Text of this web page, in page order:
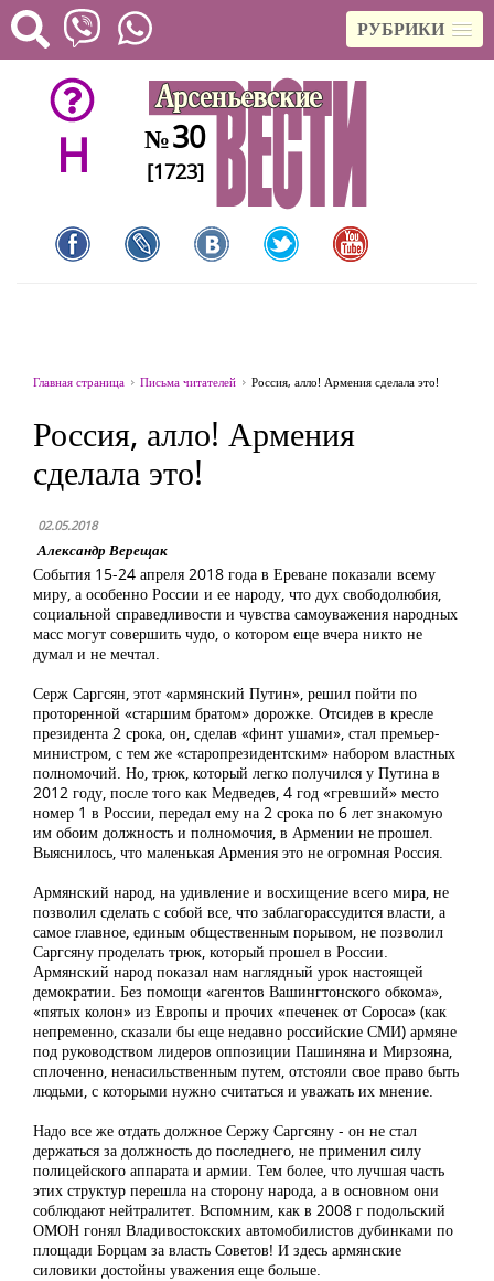
РУБРИКИ
H №30
[1723]
Главная страница Письма читателей Россия, алло! Армения сделала это!
Россия, алло! Армения
сделала это!
02.05.2018
Александр Верещак
События 15-24 апреля 2018 года в Ереване показали всему
миру, а особенно России и ее народу, что дух свободолюбия,
социальной справедливости и чувства самоуважения народных
масс могут совершить чудо, о котором еще вчера никто не
думал и не мечтал.
Серж Саргсян, этот «армянский Путин», решил пойти по
проторенной «старшим братом» дорожке. Отсидев в кресле
президента 2 срока, он, сделав «финт ушами», стал премьер-
министром, с тем же «старопрезидентским» набором властных
полномочий. Но, трюк, который легко получился у Путина в
2012 году, после того как Медведев, 4 год «гревший» место
номер 1 в России, передал ему на 2 срока по 6 лет знакомую
им обоим должность и полномочия, в Армении не прошел.
Выяснилось, что маленькая Армения это не огромная Россия.
Армянский народ, на удивление и восхищение всего мира, не
позволил сделать с собой все, что заблагорассудится власти, а
самое главное, единым общественным порывом, не позволил
Саргсяну проделать трюк, который прошел в России.
Армянский народ показал нам наглядный урок настоящей
демократии. Без помощи «агентов Вашингтонского обкома»,
«пятых колон» из Европы и прочих «печенек от Сороса» (как
непременно, сказали бы еще недавно российские СМИ) армяне
под руководством лидеров оппозиции Пашиняна и Мирзояна,
сплоченно, ненасильственным путем, отстояли свое право быть
людьми, с которыми нужно считаться и уважать их мнение.
Надо все же отдать должное Сержу Саргсяну - он не стал
держаться за должность до последнего, не применил силу
полицейского аппарата и армии. Тем более, что лучшая часть
этих структур перешла на сторону народа, а в основном они
соблюдают нейтралитет. Вспомним, как в 2008 г подольский
ОМОН гонял Владивостокских автомобилистов дубинками по
площади Борцам за власть Советов! И здесь армянские
силовики достойны уважения еще больше.